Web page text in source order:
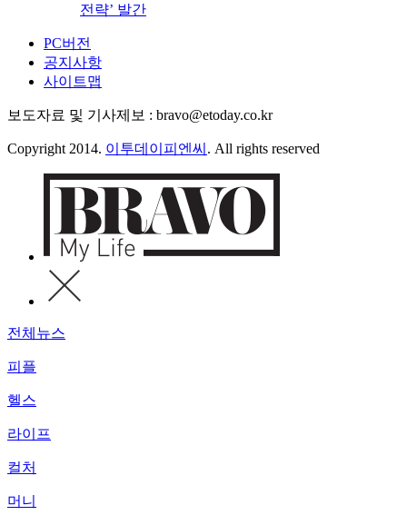
전략’ 발간
PC버전
공지사항
사이트맵
보도자료 및 기사제보 : bravo@etoday.co.kr
Copyright 2014. 이투데이피엔씨 . All rights reserved
전체뉴스
피플
헬스
라이프
컬처
머니